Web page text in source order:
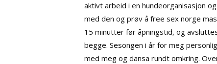
aktivt arbeid i en hundeorganisasjon
med den og prøv å free sex norge
15 minutter før åpningstid, og
begge. Sesongen i år for meg
med meg og dansa rundt omkring.